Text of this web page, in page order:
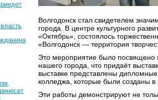
Волгодонск стал свидетелем
города. В центре культурного
«Октябрь», состоялось
«Волгодонск — территория
Это мероприятие было
нашего города, что придаёт
выставке представлены
колледжа, которые были созданы в
Эти работы демонстрируют не